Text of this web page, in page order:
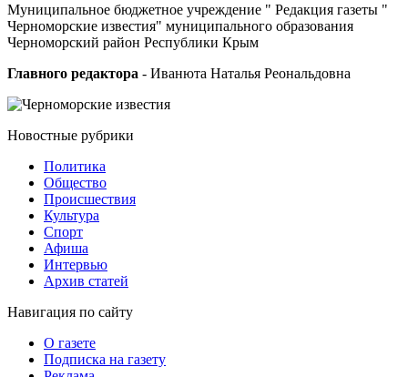
Муниципальное бюджетное учреждение " Редакция газеты "
Черноморские известия" муниципального образования
Черноморский район Республики Крым
Главного редактора - Иванюта Наталья Реональдовна
Новостные рубрики
Политика
Общество
Проиcшествия
Культура
Спорт
Афиша
Интервью
Архив статей
Навигация по сайту
О газете
Подписка на газету